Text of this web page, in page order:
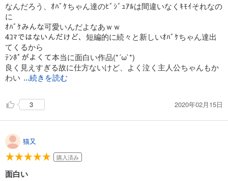
なんだろう、ｵﾊﾞｹちゃん達のﾋﾞｼﾞｭｱﾙは間違いなくｷﾓｲそれなの
に
ｵﾊﾞｹみんな可愛いんだよなあｗｗ
4ｺﾏではないんだけど、短編的に続々と新しいｵﾊﾞｹちゃん達出
てくるから
ﾃﾝﾎﾟがよくて本当に面白い作品(*´ω`*)
良く見えすぎる故に仕方ないけど、よく泣く主人公ちゃんもか
わい ...続きを読む
3 2020年02月15日
猫又
購入済み
面白い